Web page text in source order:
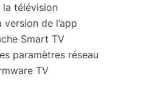
la télévision
de l’app
Smart TV
paramètres réseau
TV